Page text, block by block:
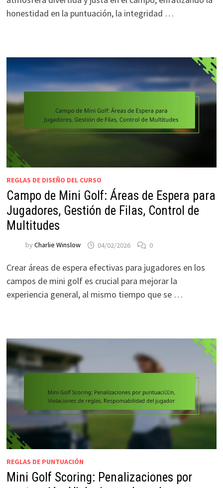
honestidad en la puntuación, la integridad …
REGLAS DE DISEÑO DEL CURSO
Campo de Mini Golf: Áreas de Espera para
Jugadores, Gestión de Filas, Control de
Multitudes
by Charlie Winslow 04/02/2026 0
Crear áreas de espera efectivas para jugadores en los
campos de mini golf es crucial para mejorar la
experiencia general, al mismo tiempo que se …
REGLAS DE PUNTUACIÓN
Mini Golf Scoring: Penalizaciones por